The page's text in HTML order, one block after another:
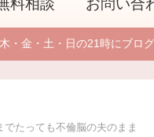
料相談 お問い合
・金・土・日の21時にブロ
たっても不倫脳の夫のまま